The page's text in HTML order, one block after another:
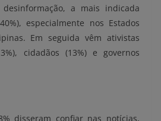
a mais indicada
especialmente nos Estados
Em seguida vêm ativistas
cidadãos (13%) e governos
disseram confiar nas notícias,